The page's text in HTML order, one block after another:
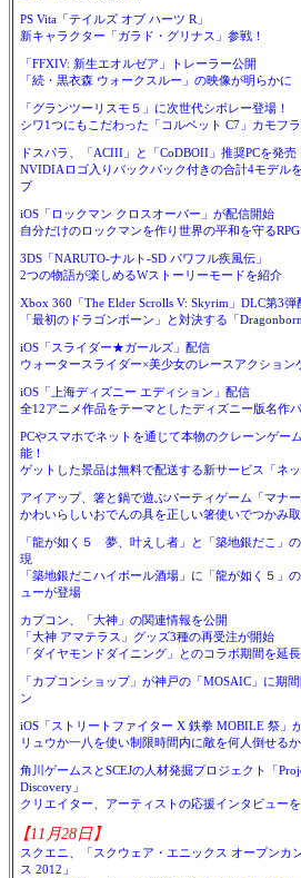
PS Vita「テイルズ オブ ハーツ R」
新キャラクター「ガラド・グリナス」参戦！
「FFXIV: 新生エオルゼア」トレーラー公開
「続・黒衣森 ウォークスルー」の映像が明らかに
「グランツーリスモ５」に次世代シボレー登場！
シワ1つにもこだわった「コルベット C7」カモフ
ドスパラ、「ACIII」と「CoDBOII」推奨PCを発売
NVIDIAロゴ入りバックパック付きの合計4モデル
プ
iOS「ロックマン クロスオーバー」が配信開始
自分だけのロックマンを作り世界の平和を守るRPG
3DS「NARUTO-ナルト-SD パワフル疾風伝」
2つの物語が楽しめるWストーリーモードを紹介
Xbox 360「The Elder Scrolls V: Skyrim」DLC第3弾
「最初のドラゴンボーン」と対決する「
iOS「スライダー★ガールズ」配信
ウォータースライダー×美少女のレースアクション
iOS「上海ディズニー エディション」配信
全12アニメ作品をテーマとしたディズニー版名作
PCやスマホでネットを通じて本物のクレーンゲー
能！
ゲットした景品は無料で配送する新サービス「ネッ
アイアップ、箸と鍋で遊ぶパーティゲーム「マナ
かわいらしいおでんの具を正しい箸使いでつかみ取
「龍が如く５ 夢、叶えし者」と「築地銀だこ」
現
「築地銀だこハイボール酒場」に「龍が如く５」
ューが登場
カプコン、「大神」の関連情報を公開
「大神 アマテラス」グッズ3種の再受注が開始
「ダイヤモンドダイニング」とのコラボ期間を延長
「カプコンショップ」が神戸の「MOSAIC」に期
ン
iOS「ストリートファイター X 鉄拳 MOBILE 祭」
リュウか一八を使い制限時間内に敵を何人倒せる
角川ゲームスとSCEJの人材発掘プロジェクト「
Discovery」
クリエイター、アーティストの応援インタビュー
【11月28日】
スクエニ、「スクウェア・エニックス オープンカ
ス 2012」